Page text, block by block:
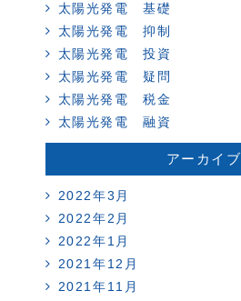
太陽光発電 基礎
太陽光発電 抑制
太陽光発電 投資
太陽光発電 疑問
太陽光発電 税金
太陽光発電 融資
アーカイブ
2022年3月
2022年2月
2022年1月
2021年12月
2021年11月